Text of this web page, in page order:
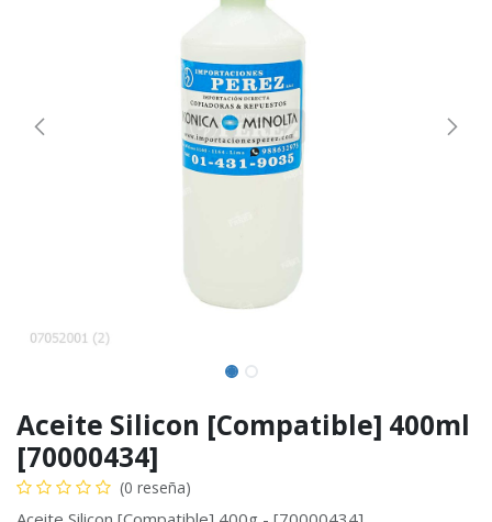
Aceite Silicon [Compatible] 400ml
[70000434]
(0 reseña)